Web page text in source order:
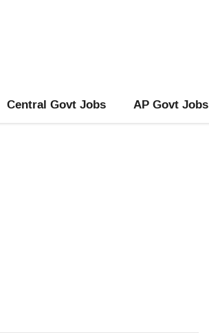
Central Govt Jobs AP Govt Jobs